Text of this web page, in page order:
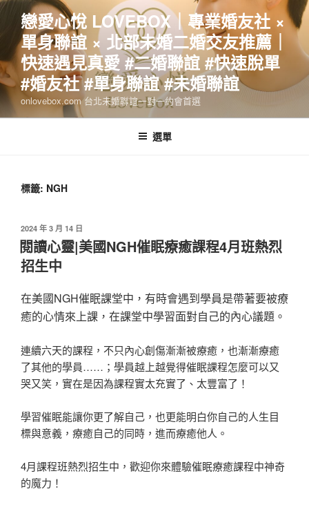
跳
主
要
內
容
戀愛心悅 LOVEBOX｜專業婚友社 ×
單身聯誼 × 北部未婚二婚交友推薦｜
快速遇見真愛 #二婚聯誼 #快速脫單
#婚友社 #單身聯誼 #未婚聯誼
onlovebox.com 台北未婚聯誼一對一約會首選
選單
標籤: NGH
發
佈
於
2024 年 3 月 14 日
閱讀心靈|美國NGH催眠療癒課程4月班熱烈
招生中
在美國NGH催眠課堂中，有時會遇到學員是帶著要被療
癒的心情來上課，在課堂中學習面對自己的內心議題。
連續六天的課程，不只內心創傷漸漸被療癒，也漸漸療癒
了其他的學員……；學員越上越覺得催眠課程怎麼可以又
哭又笑，實在是因為課程實太充實了、太豐富了！
學習催眠能讓你更了解自己，也更能明白你自己的人生目
標與意義，療癒自己的同時，進而療癒他人。
4月課程班熱烈招生中，歡迎你來體驗催眠療癒課程中神奇
的魔力！